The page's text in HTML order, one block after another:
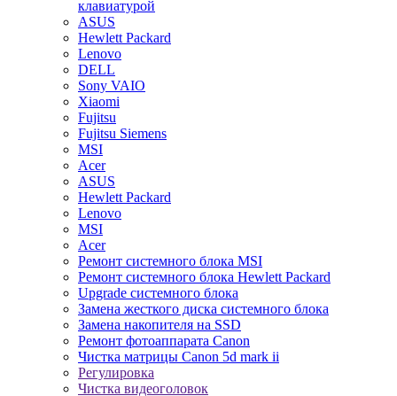
клавиатурой
ASUS
Hewlett Packard
Lenovo
DELL
Sony VAIO
Xiaomi
Fujitsu
Fujitsu Siemens
MSI
Acer
ASUS
Hewlett Packard
Lenovo
MSI
Acer
Ремонт системного блока MSI
Ремонт системного блока Hewlett Packard
Upgrade системного блока
Замена жесткого диска системного блока
Замена накопителя на SSD
Ремонт фотоаппарата Canon
Чистка матрицы Canon 5d mark ii
Регулировка
Чистка видеоголовок